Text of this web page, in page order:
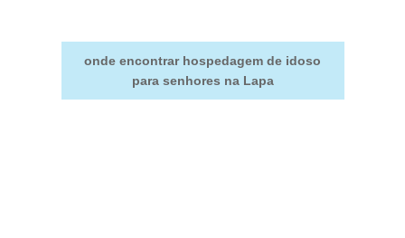
onde encontrar hospedagem de idoso
para senhores na Lapa